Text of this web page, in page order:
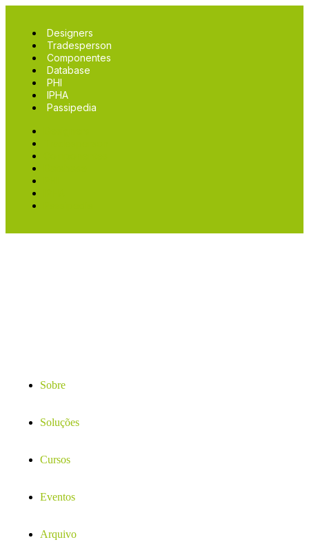
Designers
Tradesperson
Componentes
Database
PHI
IPHA
Passipedia
Sobre
Soluções
Cursos
Eventos
Arquivo